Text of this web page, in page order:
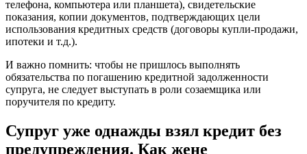
телефона, компьютера или планшета), свидетельские
показания, копии документов, подтверждающих цели
использования кредитных средств (договоры купли-продажи,
ипотеки и т.д.).
И важно помнить: чтобы не пришлось выполнять
обязательства по погашению кредитной задолженности
супруга, не следует выступать в роли созаемщика или
поручителя по кредиту.
Супруг уже однажды взял кредит без
предупреждения. Как жене